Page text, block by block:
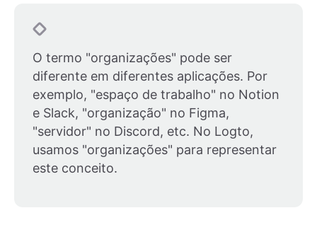
O termo "organizações" pode ser
diferente em diferentes aplicações. Por
exemplo, "espaço de trabalho" no Notion
e Slack, "organização" no Figma,
"servidor" no Discord, etc. No Logto,
usamos "organizações" para representar
este conceito.